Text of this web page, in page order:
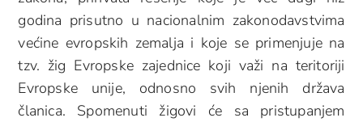
godina prisutno u nacionalnim zakonodavstvima
većine evropskih zemalja i koje se primenjuje na
tzv. žig Evropske zajednice koji važi na teritoriji
Evropske unije, odnosno svih njenih država
članica. Spomenuti žigovi će sa pristupanjem